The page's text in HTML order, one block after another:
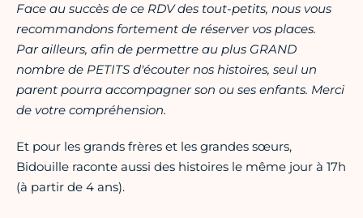
Face au succès de ce RDV des tout-petits, nous vous
recommandons fortement de réserver vos places.
Par ailleurs, afin de permettre au plus GRAND
nombre de PETITS d'écouter nos histoires, seul un
parent pourra accompagner son ou ses enfants. Merci
de votre compréhension.
Et pour les grands frères et les grandes sœurs,
Bidouille raconte aussi des histoires le même jour à 17h
(à partir de 4 ans).